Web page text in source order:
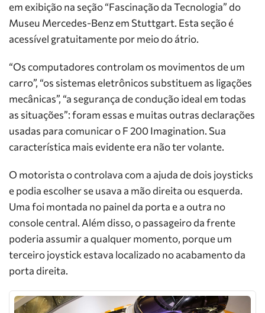
em exibição na seção “Fascinação da Tecnologia” do
Museu Mercedes-Benz em Stuttgart. Esta seção é
acessível gratuitamente por meio do átrio.
“Os computadores controlam os movimentos de um
carro”, “os sistemas eletrônicos substituem as ligações
mecânicas”, “a segurança de condução ideal em todas
as situações”: foram essas e muitas outras declarações
usadas para comunicar o F 200 Imagination. Sua
característica mais evidente era não ter volante.
O motorista o controlava com a ajuda de dois joysticks
e podia escolher se usava a mão direita ou esquerda.
Uma foi montada no painel da porta e a outra no
console central. Além disso, o passageiro da frente
poderia assumir a qualquer momento, porque um
terceiro joystick estava localizado no acabamento da
porta direita.